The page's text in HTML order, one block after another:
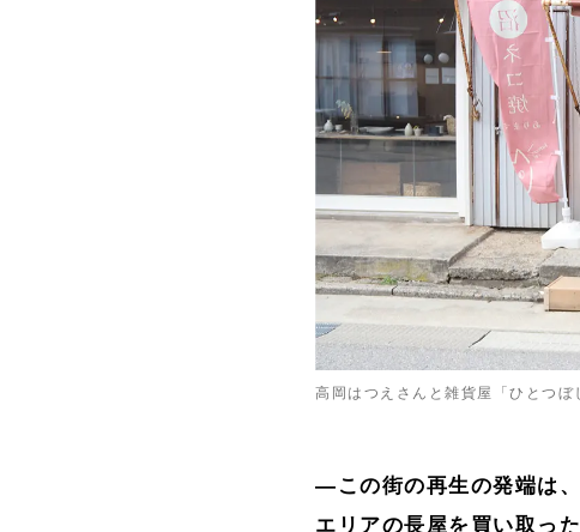
高岡はつえさんと雑貨屋「ひとつ
―この街の再生の発端は
エリアの長屋を買い取っ